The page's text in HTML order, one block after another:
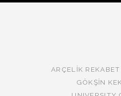
ARÇELIK
GÖKŞIN